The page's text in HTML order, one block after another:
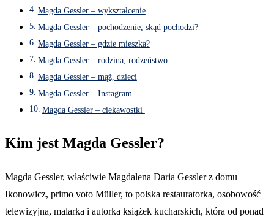
Magda Gessler – wykształcenie
Magda Gessler – pochodzenie, skąd pochodzi?
Magda Gessler – gdzie mieszka?
Magda Gessler – rodzina, rodzeństwo
Magda Gessler – mąż, dzieci
Magda Gessler – Instagram
Magda Gessler – ciekawostki
Kim jest Magda Gessler?
Magda Gessler, właściwie Magdalena Daria Gessler z domu
Ikonowicz, primo voto Müller, to polska restauratorka, osobowość
telewizyjna, malarka i autorka książek kucharskich, która od ponad